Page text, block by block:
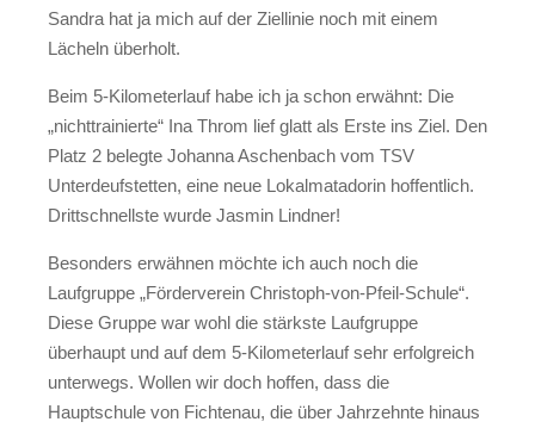
Sandra hat ja mich auf der Ziellinie noch mit einem
Lächeln überholt.
Beim 5-Kilometerlauf habe ich ja schon erwähnt: Die
„nichttrainierte“ Ina Throm lief glatt als Erste ins Ziel. Den
Platz 2 belegte Johanna Aschenbach vom TSV
Unterdeufstetten, eine neue Lokalmatadorin hoffentlich.
Drittschnellste wurde Jasmin Lindner!
Besonders erwähnen möchte ich auch noch die
Laufgruppe „Förderverein Christoph-von-Pfeil-Schule“.
Diese Gruppe war wohl die stärkste Laufgruppe
überhaupt und auf dem 5-Kilometerlauf sehr erfolgreich
unterwegs. Wollen wir doch hoffen, dass die
Hauptschule von Fichtenau, die über Jahrzehnte hinaus